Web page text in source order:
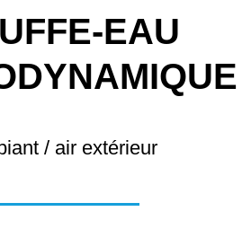
EAU
/ air extérieur